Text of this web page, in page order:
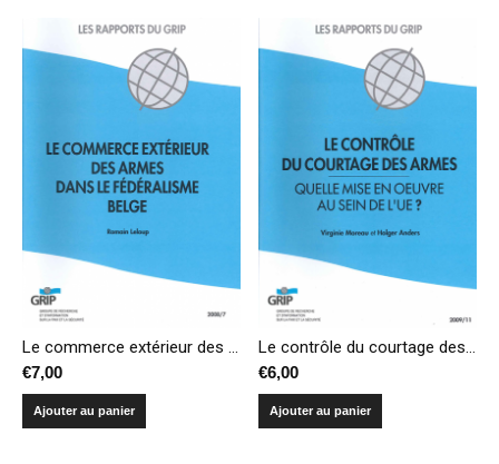
Le commerce extérieur des armes dans le fédéralisme belge
€7,00
Ajouter au panier
€6,00
Ajouter au panier